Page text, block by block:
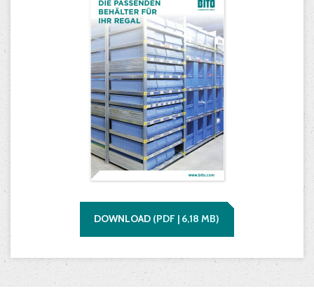
DOWNLOAD (PDF | 6,18 MB)